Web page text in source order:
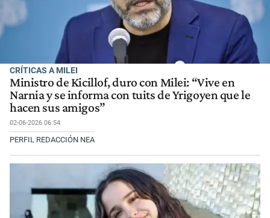
CRÍTICAS A MILEI
Ministro de Kicillof, duro con Milei: “Vive en
Narnia y se informa con tuits de Yrigoyen que le
hacen sus amigos”
02-06-2026 06:54
PERFIL REDACCIÓN NEA